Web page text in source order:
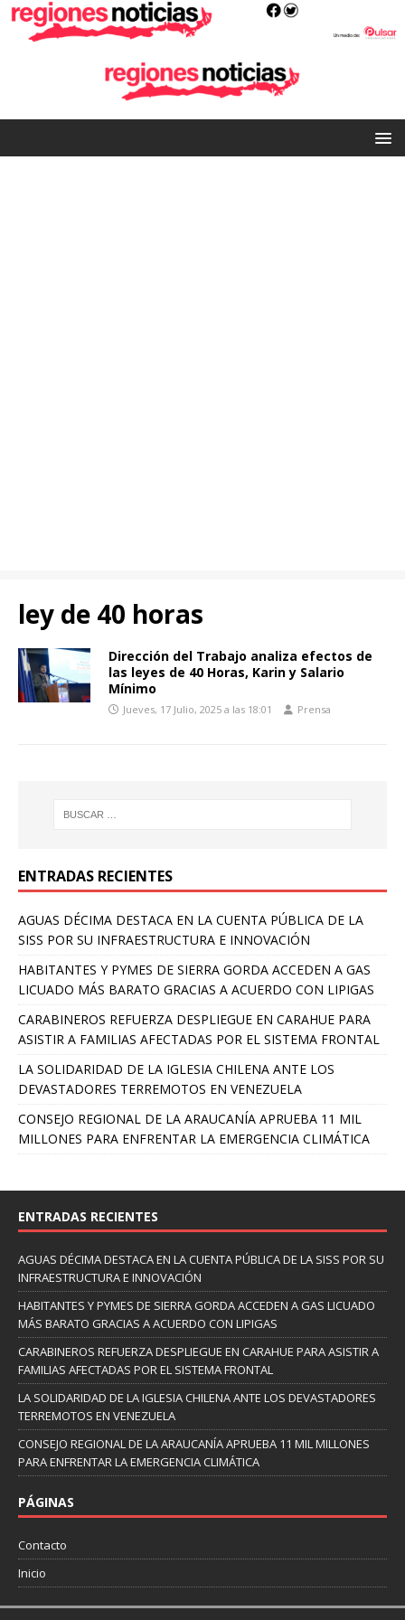
ley de 40 horas
Dirección del Trabajo analiza efectos de
las leyes de 40 Horas, Karin y Salario
Mínimo
Jueves, 17 Julio, 2025 a las 18:01 Prensa
ENTRADAS RECIENTES
AGUAS DÉCIMA DESTACA EN LA CUENTA PÚBLICA DE LA
SISS POR SU INFRAESTRUCTURA E INNOVACIÓN
HABITANTES Y PYMES DE SIERRA GORDA ACCEDEN A GAS
LICUADO MÁS BARATO GRACIAS A ACUERDO CON LIPIGAS
CARABINEROS REFUERZA DESPLIEGUE EN CARAHUE PARA
ASISTIR A FAMILIAS AFECTADAS POR EL SISTEMA FRONTAL
LA SOLIDARIDAD DE LA IGLESIA CHILENA ANTE LOS
DEVASTADORES TERREMOTOS EN VENEZUELA
CONSEJO REGIONAL DE LA ARAUCANÍA APRUEBA 11 MIL
MILLONES PARA ENFRENTAR LA EMERGENCIA CLIMÁTICA
ENTRADAS RECIENTES
AGUAS DÉCIMA DESTACA EN LA CUENTA PÚBLICA DE LA SISS POR SU
INFRAESTRUCTURA E INNOVACIÓN
HABITANTES Y PYMES DE SIERRA GORDA ACCEDEN A GAS LICUADO
MÁS BARATO GRACIAS A ACUERDO CON LIPIGAS
CARABINEROS REFUERZA DESPLIEGUE EN CARAHUE PARA ASISTIR A
FAMILIAS AFECTADAS POR EL SISTEMA FRONTAL
LA SOLIDARIDAD DE LA IGLESIA CHILENA ANTE LOS DEVASTADORES
TERREMOTOS EN VENEZUELA
CONSEJO REGIONAL DE LA ARAUCANÍA APRUEBA 11 MIL MILLONES
PARA ENFRENTAR LA EMERGENCIA CLIMÁTICA
PÁGINAS
Contacto
Inicio